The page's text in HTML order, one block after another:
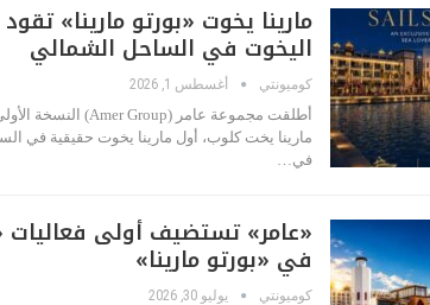
مارينا يخوت «بورتو مارينا»
اليخوت في الساحل الشمالي
كوميونتي أغسطس 1, 2026
في…
في «بورتو مارينا»
كوميونتي يوليو 30, 2026